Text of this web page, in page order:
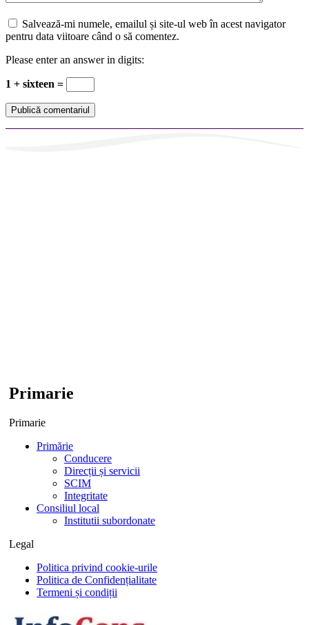
Salvează-mi numele, emailul și site-ul web în acest navigator
pentru data viitoare când o să comentez.
Please enter an answer in digits:
1 + sixteen =
Primarie
Primarie
Primărie
Conducere
Direcții și servicii
SCIM
Integritate
Consiliul local
Institutii subordonate
Legal
Politica privind cookie-urile
Politica de Confidențialitate
Termeni și condiții